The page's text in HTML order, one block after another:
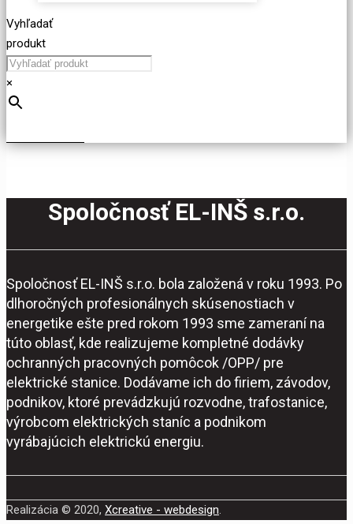
Vyhľadať
produkt
×
Spoločnosť EL-INŠ s.r.o.
Spoločnosť EL-INŠ s.r.o. bola založená v roku 1993. Po
dlhoročných profesionálnych skúsenostiach v
energetike ešte pred rokom 1993 sme zameraní na
túto oblasť, kde realizujeme kompletné dodávky
ochranných pracovných pomôcok /OPP/ pre
elektrické stanice. Dodávame ich do firiem, závodov,
podnikov, ktoré prevádzkujú rozvodne, trafostanice,
výrobcom elektrických staníc a podnikom
vyrábajúcich elektrickú energiu.
Realizácia © 2020, Xcreative - webdesign.